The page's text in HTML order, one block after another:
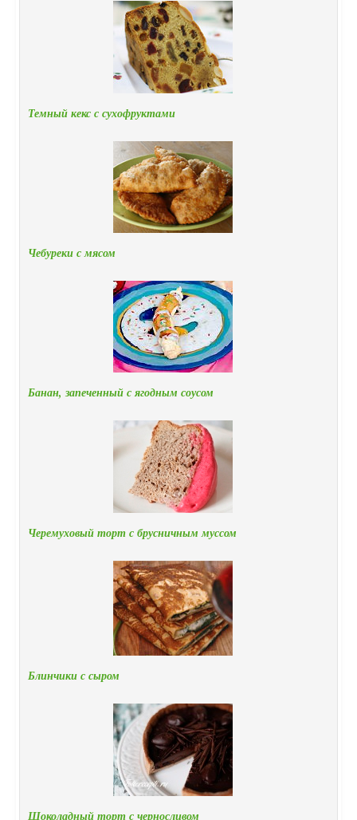
Темный кекс с сухофруктами
Чебуреки с мясом
Банан, запеченный с ягодным соусом
Черемуховый торт с брусничным муссом
Блинчики с сыром
Шоколадный торт с черносливом